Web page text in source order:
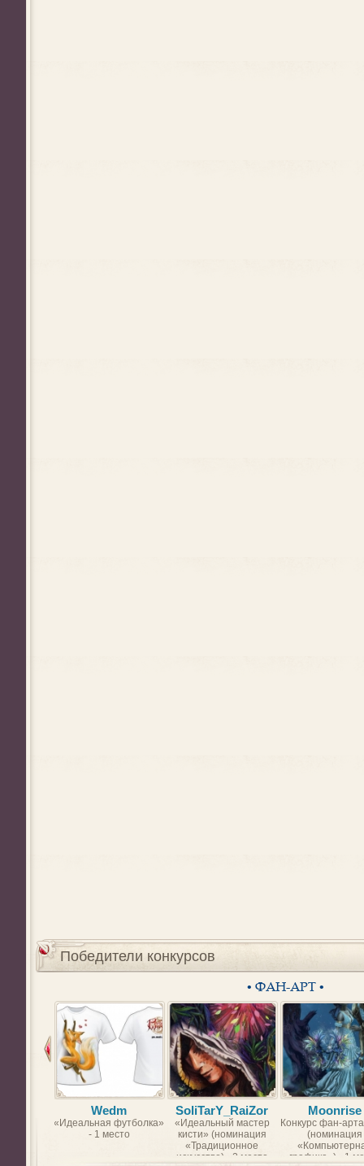
Победители конкурсов
• ФАН-АРТ •
Wedm
«Идеальная футболка»
- 1 место
SoliTarY_RaiZor
«Идеальный мастер
кисти» (номинация
«Традиционное
искусство) - 2 место
Moonrise
Конкурс фан-
(номинация
графика») - 1